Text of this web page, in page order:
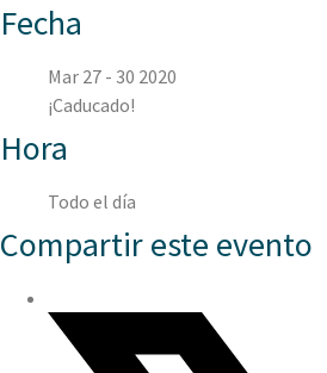
Fecha
Mar 27 - 30 2020
¡Caducado!
Hora
Todo el día
Compartir este evento